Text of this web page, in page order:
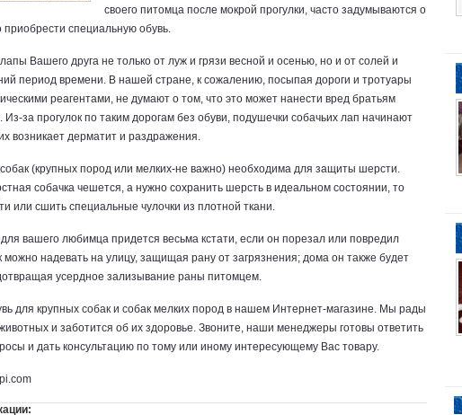
своего питомца после мокрой прогулки, часто задумываются о
приобрести специальную обувь.
Вашего друга не только от луж и грязи весной и осенью, но и от солей и
период времени. В нашей стране, к сожалению, посыпая дороги и тротуары
реагентами, не думают о том, что это может нанести вред братьям
за прогулок по таким дорогам без обуви, подушечки собачьих лап начинают
возникает дерматит и раздражения.
(крупных пород или мелких-не важно) необходима для защиты шерсти.
собачка чешется, а нужно сохранить шерсть в идеальном состоянии, то
или сшить специальные чулочки из плотной ткани.
вашего любимца придется весьма кстати, если он порезал или повредил
можно надевать на улицу, защищая рану от загрязнения; дома он также будет
усердное зализывание раны питомцем.
для крупных собак и собак мелких пород в нашем Интернет-магазине. Мы рады
и заботится об их здоровье. Звоните, наши менеджеры готовы ответить
и дать консультацию по тому или иному интересующему Вас товару.